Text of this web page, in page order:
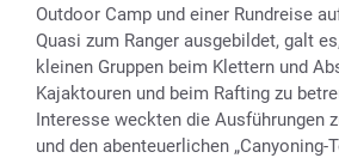
Outdoor Camp und einer Rundreise
Quasi zum Ranger ausgebildet, galt
kleinen Gruppen beim Klettern und
Kajaktouren und beim Rafting zu
Interesse weckten die Ausführungen
und den abenteuerlichen „Canyoning-